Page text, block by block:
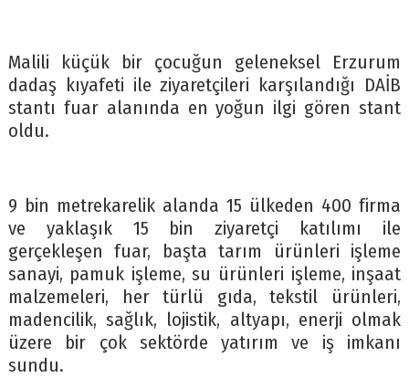
Malili küçük bir çocuğun geleneksel Erzurum
dadaş kıyafeti ile ziyaretçileri karşılandığı DAİB
stantı fuar alanında en yoğun ilgi gören stant
oldu.
9 bin metrekarelik alanda 15 ülkeden 400 firma
ve yaklaşık 15 bin ziyaretçi katılımı ile
gerçekleşen fuar, başta tarım ürünleri işleme
sanayi, pamuk işleme, su ürünleri işleme, inşaat
malzemeleri, her türlü gıda, tekstil ürünleri,
madencilik, sağlık, lojistik, altyapı, enerji olmak
üzere bir çok sektörde yatırım ve iş imkanı
sundu.